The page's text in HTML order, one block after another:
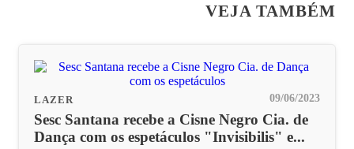
VEJA TAMBÉM
LAZER 09/06/2023
Sesc Santana recebe a Cisne Negro Cia. de
Dança com os espetáculos "Invisibilis" e...